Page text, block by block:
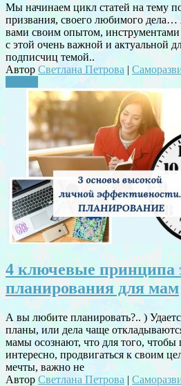
Мы начинаем цикл статей на тему
призвания, своего любимого дела…
вами своим опытом, инструментами
с этой очень важной и актуальной
подписчиц темой..
Автор Светлана Петрова |
4 ключевые принципа
планирования для мам
А вы любите планировать?.. )
планы, или дела чаще
мамы осознают, что для того,
интересно, продвигаться к своим
мечты, важно не
Автор Светлана Петрова |